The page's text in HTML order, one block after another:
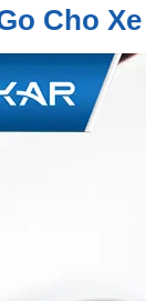
Cho